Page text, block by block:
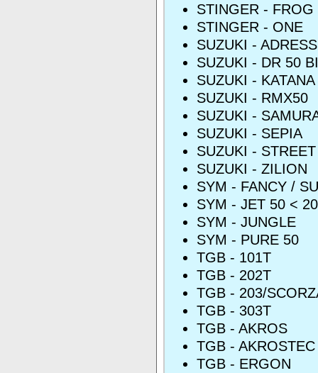
STINGER - FROG
STINGER - ONE
SUZUKI -
SUZUKI - DR 50
SUZUKI -
SUZUKI - RMX50
SUZUKI -
SUZUKI - SEPIA
SUZUKI -
SUZUKI - ZILION
SYM - FANCY /
SYM - JET 50 <
SYM - JUNGLE
SYM - PURE 50
TGB - 101T
TGB - 202T
TGB - 203/
TGB - 303T
TGB - AKROS
TGB - AKROSTEC
TGB - ERGON